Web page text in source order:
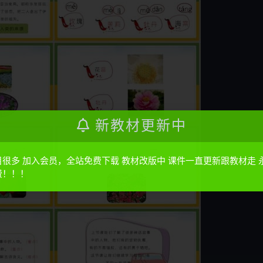
新教材更新中
很多 加入会员，全站免费下载 教材改版中 课件一直更新跟教材走
！！